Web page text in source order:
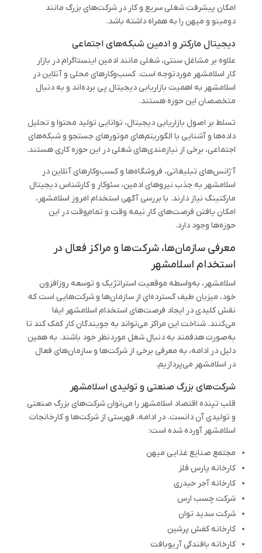
امکان پیشرفت شغلی سریع و کار در شرکت‌های بزرگ مانند
دومینو و میهن را به همراه داشته باشد.
دیجیتال مارکتر و ادمین شبکه‌های اجتماعی
علاوه بر مشاغل سنتی، شغلی مانند ادمین اینستاگرام در بازار
کار اسلامشهر موردتوجه است. کسب‌وکارهای محلی و آنلاین در
اسلامشهر به اهمیت بازاریابی دیجیتال پی برده‌اند و به دنبال
متخصصان این حوزه هستند.
تسلط بر اصول بازاریابی دیجیتال، توانایی تولید محتوا و تحلیل
داده‌ها و آشنایی با الگوریتم‌های موتورهای جستجو و شبکه‌های
اجتماعی، برخی از نیازمندی‌های شغلی در این حوزه کاری هستند.
آژانس‌های تبلیغاتی، فروشگاه‌ها و کسب‌وکارهای آنلاین در
اسلامشهر به جذب نیروهای ادمین، سئوکار و کارشناس دیجیتال
مارکتینگ نیاز دارند. با بررسی آگهی استخدام امروز اسلامشهر،
امکان یافتن فرصت‌های کار نیمه وقت و تمام‌وقت در این
حوزه‌ها وجود دارد.
معرفی سازمان‌ها، شرکت‌ها و مراکز فعال در
استخدام اسلامشهر
اسلامشهر، به‌واسطه موقعیت استراتژیک و توسعه روزافزون
خود، میزبان طیف گسترده‌ای از سازمان‌ها و شرکت‌هایی است که
نقش کلیدی در ایجاد فرصت‌های استخدام اسلامشهر ایفا
می‌کنند. شناخت این مراکز می‌تواند به جویندگان کار کمک کند تا
به‌صورت هدفمند به دنبال شغل موردنظر خود باشند. به همین
دلیل در ادامه، به معرفی برخی از شرکت‌ها و سازمان‌های فعال
در اسلامشهر می‌پردازیم.
شرکت‌های بزرگ صنعتی و تولیدی اسلامشهر
قلب تپنده اقتصاد اسلامشهر را می‌توان شرکت‌های بزرگ صنعتی
و تولیدی آن دانست. در ادامه، فهرستی از شرکت‌ها و کارخانجات
اسلامشهر آورده شده است:
مجتمع صنایع غذایی میهن
کارخانه پارس فلز
کارخانه آجر حیدری
شرکت چسب ارس
شرکت سدید توان
کارخانه کفش پرشین
کارخانه بافندگی آریوبافت